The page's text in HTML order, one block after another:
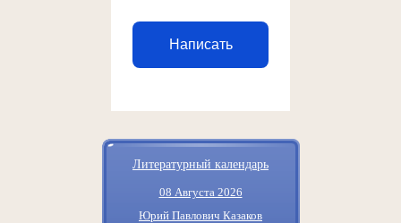
Написать
Литературный календарь
08 Августа 2026
Юрий Павлович Казаков